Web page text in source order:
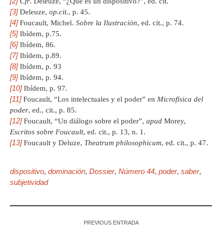
[3]Deleuze, op.cit., p. 45.
[4]Foucault, Michel. Sobre la Ilustración, ed. cit., p. 74.
[5]Ibídem, p.75.
[6]Ibídem, 86.
[7]Ibídem, p.89.
[8]Ibídem, p. 93
[9]Ibídem, p. 94.
[10]Ibídem, p. 97.
[11]Foucault, “Los intelectuales y el poder” en Microfísica del
poder, ed., cit., p. 85.
[12]Foucault, “Un diálogo sobre el poder”, apud Morey,
Escritos sobre Foucault, ed. cit., p. 13, n. 1.
[13]Foucault y Deluze, Theatrum philosophicum, ed. cit., p. 47.
dispositivo, dominación, Dossier, Número 44, poder, saber,
subjetividad
PREVIOUS ENTRADA